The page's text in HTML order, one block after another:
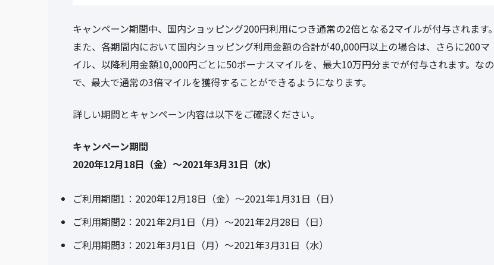
キャンペーン期間中、国内ショッピング200円利用につき通常の2倍となる2マイルが付与されます。
また、各期間内において国内ショッピング利用金額の合計が40,000円以上の場合は、さらに200マ
イル、以降利用金額10,000円ごとに50ボーナスマイルを、最大10万円分までが付与されます。なの
で、最大で通常の3倍マイルを獲得することができるようになります。
詳しい期間とキャンペーン内容は以下をご確認ください。
キャンペーン期間
2020年12月18日（金）～2021年3月31日（水）
ご利用期間1：2020年12月18日（金）～2021年1月31日（日）
ご利用期間2：2021年2月1日（月）～2021年2月28日（日）
ご利用期間3：2021年3月1日（月）～2021年3月31日（水）